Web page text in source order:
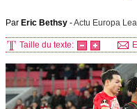
Par Eric Bethsy -Actu Europa
Taille du texte: